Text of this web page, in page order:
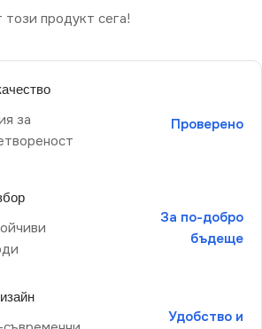
този продукт сега!
за
Проверено
За по-добро
бъдеще
Удобство и